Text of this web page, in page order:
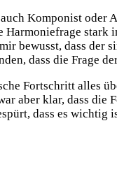
Komponist oder
stark
bewusst, dass der
dass die Frage
Fortschritt alles
aber klar, dass die
dass es wichtig